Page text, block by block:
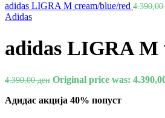
adidas LIGRA M cream/blue/red 4.390,00
Adidas
adidas LIGRA M
4.390,00ден Original price was:
Адидас акција 40% попуст